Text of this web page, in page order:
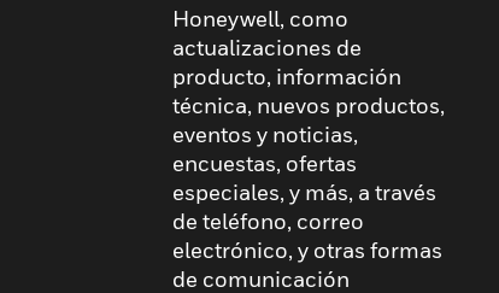
Honeywell, como
actualizaciones de
producto, información
técnica, nuevos productos,
eventos y noticias,
encuestas, ofertas
especiales, y más, a través
de teléfono, correo
electrónico, y otras formas
de comunicación